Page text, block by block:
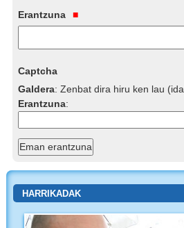
Erantzuna
Captcha
Galdera:Zenbat dira hiru ken lau
Erantzuna:
HARRIKADAK